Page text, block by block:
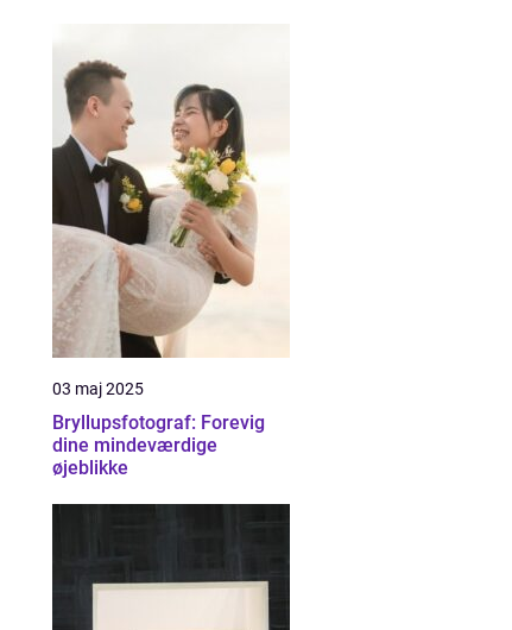
03 maj 2025
Bryllupsfotograf: Forevig
dine mindeværdige
øjeblikke